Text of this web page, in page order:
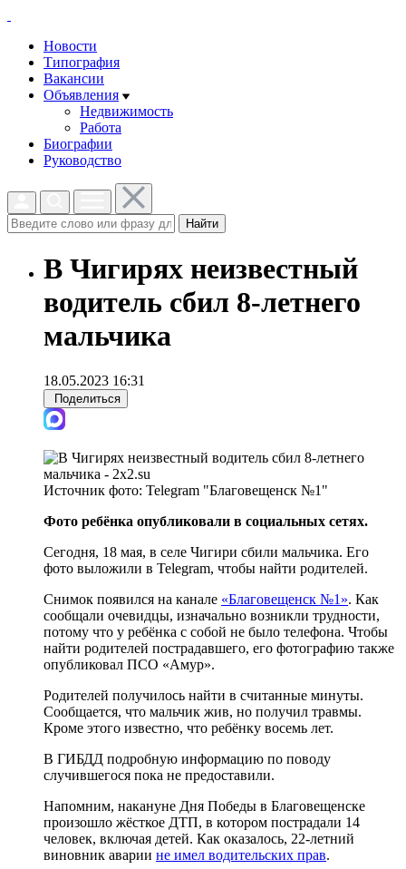
Новости
Типография
Вакансии
Объявления
Недвижимость
Работа
Биографии
Руководство
Найти
В Чигирях неизвестный
водитель сбил 8-летнего
мальчика
18.05.2023 16:31
Поделиться
Источник фото: Telegram "Благовещенск №1"
Фото ребёнка опубликовали в социальных сетях.
Сегодня, 18 мая, в селе Чигири сбили мальчика. Его
фото выложили в Telegram, чтобы найти родителей.
Снимок появился на канале «Благовещенск №1». Как
сообщали очевидцы, изначально возникли трудности,
потому что у ребёнка с собой не было телефона. Чтобы
найти родителей пострадавшего, его фотографию также
опубликовал ПСО «Амур».
Родителей получилось найти в считанные минуты.
Сообщается, что мальчик жив, но получил травмы.
Кроме этого известно, что ребёнку восемь лет.
В ГИБДД подробную информацию по поводу
случившегося пока не предоставили.
Напомним, накануне Дня Победы в Благовещенске
произошло жёсткое ДТП, в котором пострадали 14
человек, включая детей. Как оказалось, 22-летний
виновник аварии не имел водительских прав.